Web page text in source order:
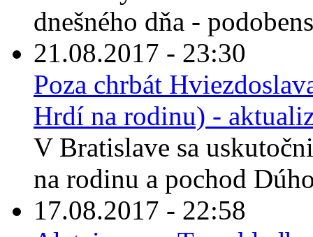
dnešného dňa -
21.08.2017 - 23:30
Poza chrbát
Hrdí na rodinu) -
V Bratislave sa
na rodinu a pochod
17.08.2017 - 22:58